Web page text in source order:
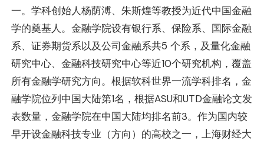
一。学科创始人杨荫溥、朱斯煌等教授为近代中国金融
学的奠基人。金融学院设有银行系、保险系、国际金融
系、证券期货系以及公司金融系共5 个系，及量化金融
研究中心、金融科技研究中心等近10个研究机构，覆盖
所有金融学研究方向。根据软科世界一流学科排名，金
融学院位列中国大陆第1名，根据ASU和UTD金融论文发
表数量，金融学院在中国大陆均排名前3。作为国内较
早开设金融科技专业（方向）的高校之一，上海财经大